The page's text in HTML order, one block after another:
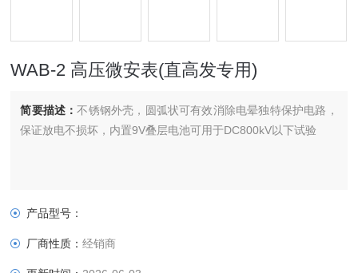
WAB-2 高压微安表(直高发专用)
简要描述：不锈钢外壳，圆弧状可有效消除电晕独特保护电路，
保证放电不损坏，内置9V叠层电池可用于DC800kV以下试验
产品型号：
厂商性质：经销商